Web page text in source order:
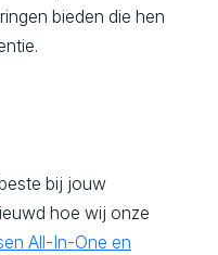
bieden die hen
bij jouw
hoe wij onze
All-In-One en